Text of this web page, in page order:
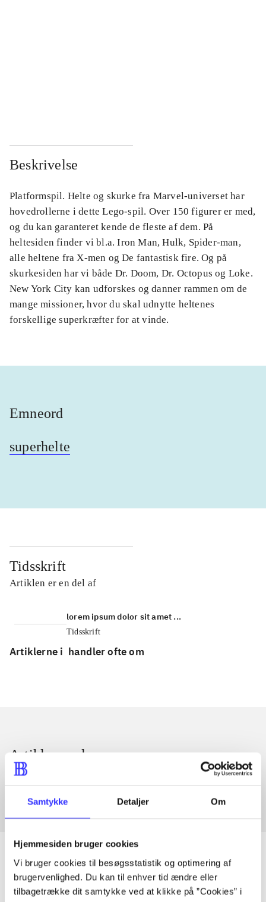
Samtykke Detaljer Om
Hjemmesiden bruger cookies
Vi bruger cookies til besøgsstatistik og optimering af
brugervenlighed. Du kan til enhver tid ændre eller
tilbagetrække dit samtykke ved at klikke på ”Cookies” i
Beskrivelse
Platformspil. Helte og skurke fra Marvel-universet har
hovedrollerne i dette Lego-spil. Over 150 figurer er med,
og du kan garanteret kende de fleste af dem. På
heltesiden finder vi bl.a. Iron Man, Hulk, Spider-man,
alle heltene fra X-men og De fantastisk fire. Og på
skurkesiden har vi både Dr. Doom, Dr. Octopus og Loke.
New York City kan udforskes og danner rammen om de
mange missioner, hvor du skal udnytte heltenes
forskellige superkræfter for at vinde.
Emneord
superhelte
Tidsskrift
Artiklen er en del af
lorem ipsum dolor sit amet ...
Tidsskrift
Artiklerne i handler ofte om
Artikler med samme emner
Fra
Artikler